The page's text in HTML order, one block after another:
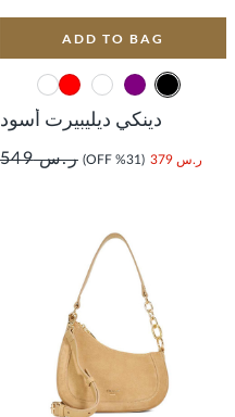
ADD TO BAG
دينكي ديليبيرت أسود
ر.س 379 (31% OFF) ر.س 549